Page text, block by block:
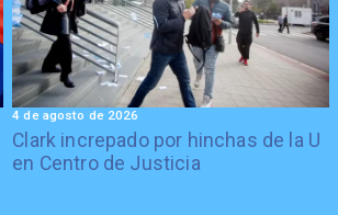
Clark increpado por hinchas de la U
en Centro de Justicia
4 de agosto de 2026